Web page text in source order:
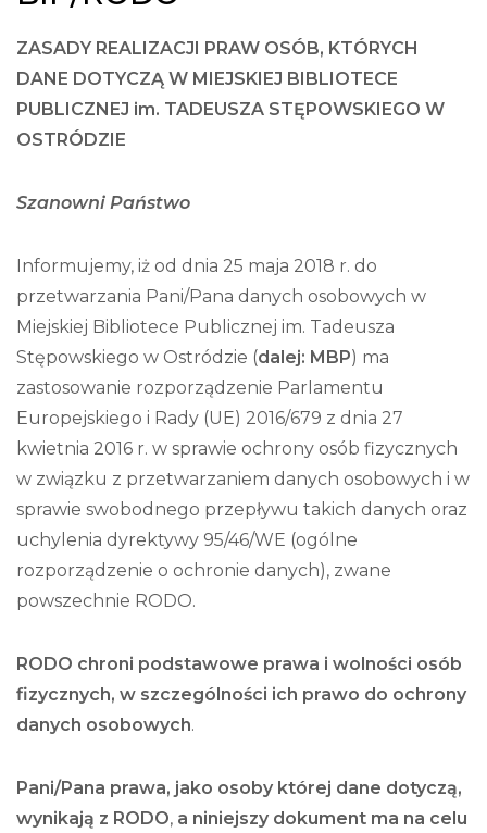
ZASADY REALIZACJI PRAW OSÓB, KTÓRYCH
DANE DOTYCZĄ W MIEJSKIEJ BIBLIOTECE
PUBLICZNEJ im. TADEUSZA STĘPOWSKIEGO W
OSTRÓDZIE
Szanowni Państwo
Informujemy, iż od dnia 25 maja 2018 r. do
przetwarzania Pani/Pana danych osobowych w
Miejskiej Bibliotece Publicznej im. Tadeusza
Stępowskiego w Ostródzie (dalej: MBP) ma
zastosowanie rozporządzenie Parlamentu
Europejskiego i Rady (UE) 2016/679 z dnia 27
kwietnia 2016 r. w sprawie ochrony osób fizycznych
w związku z przetwarzaniem danych osobowych i w
sprawie swobodnego przepływu takich danych oraz
uchylenia dyrektywy 95/46/WE (ogólne
rozporządzenie o ochronie danych), zwane
powszechnie RODO.
RODO chroni podstawowe prawa i wolności osób
fizycznych, w szczególności ich prawo do ochrony
danych osobowych.
Pani/Pana prawa, jako osoby której dane dotyczą,
wynikają z RODO, a niniejszy dokument ma na celu